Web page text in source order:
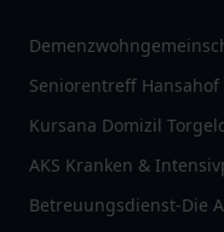
Seniorentreff Hansahof
Kursana Domizil
AKS Kranken &
Betreuungsdienst-Die